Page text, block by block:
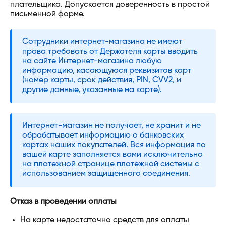
плательщика. Допускается доверенность в простой
письменной форме.
Сотрудники интернет-магазина не имеют
права требовать от Держателя карты вводить
на сайте Интернет-магазина любую
информацию, касающуюся реквизитов карт
(номер карты, срок действия, PIN, CVV2, и
другие данные, указанные на карте).
Интернет-магазин не получает, не хранит и не
обрабатывает информацию о банковских
картах наших покупателей. Вся информация по
вашей карте заполняется вами исключительно
на платежной странице платежной системы с
использованием защищенного соединения.
Отказ в проведении оплаты
На карте недостаточно средств для оплаты